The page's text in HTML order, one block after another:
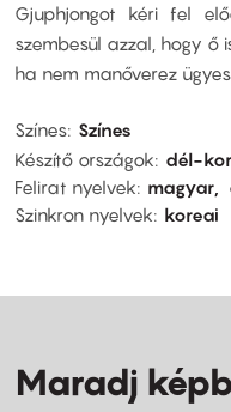
Gjuphjongot kéri fel
szembesül azzal, hogy ő
ha nem manőverez
Színes Színes
Készítő országok
dél-
Felirat nyelvek
magyar
Szinkron nyelvek
koreai
Maradj